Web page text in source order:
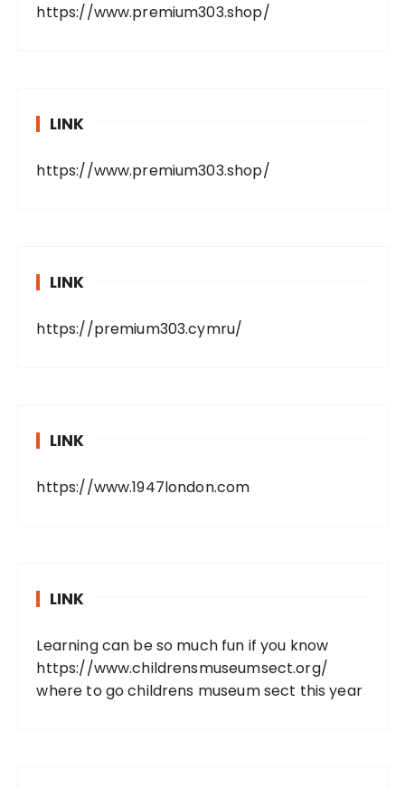
https://www.premium303.shop/
LINK
https://www.premium303.shop/
LINK
https://premium303.cymru/
LINK
https://www.1947london.com
LINK
Learning can be so much fun if you know
https://www.childrensmuseumsect.org/
where to go childrens museum sect this year